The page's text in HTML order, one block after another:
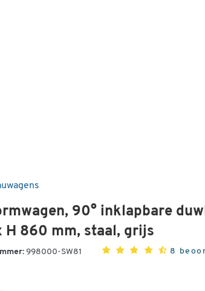
90° inklapbare
H 860 mm, staal, grijs
998000-SW81 8